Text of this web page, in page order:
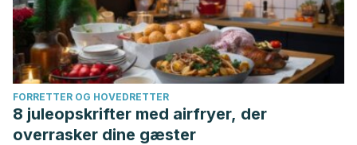
FORRETTER OG HOVEDRETTER
8 juleopskrifter med airfryer, der
overrasker dine gæster